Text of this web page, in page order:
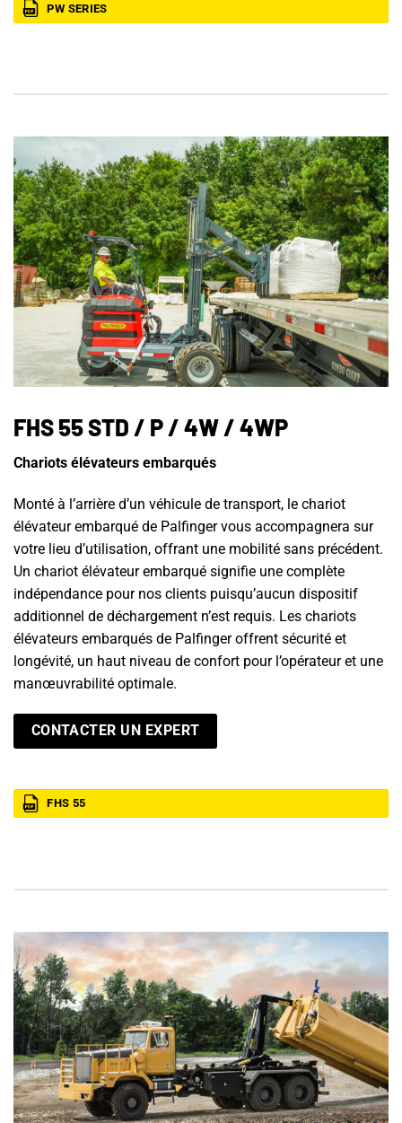
PW SERIES
FHS 55 STD / P / 4W / 4WP
Chariots élévateurs embarqués
Monté à l’arrière d’un véhicule de transport, le chariot
élévateur embarqué de Palfinger vous accompagnera sur
votre lieu d’utilisation, offrant une mobilité sans précédent.
Un chariot élévateur embarqué signifie une complète
indépendance pour nos clients puisqu’aucun dispositif
additionnel de déchargement n’est requis. Les chariots
élévateurs embarqués de Palfinger offrent sécurité et
longévité, un haut niveau de confort pour l’opérateur et une
manœuvrabilité optimale.
CONTACTER UN EXPERT
FHS 55